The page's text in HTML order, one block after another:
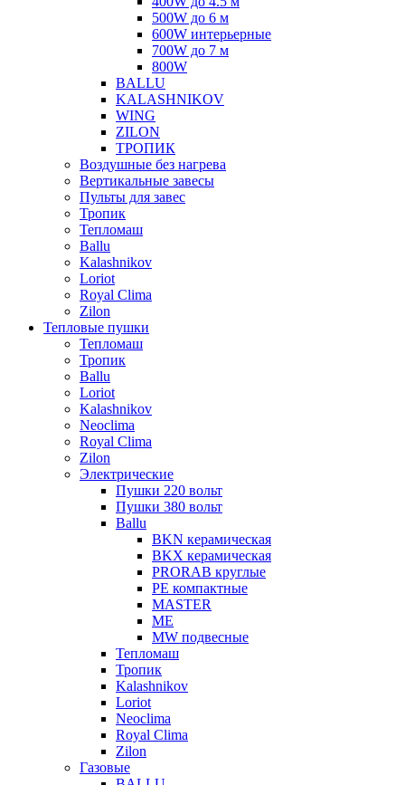
500W до 6 м
600W интерьерные
700W до 7 м
800W
BALLU
KALASHNIKOV
WING
ZILON
ТРОПИК
Воздушные без нагрева
Вертикальные завесы
Пульты для завес
Тропик
Тепломаш
Ballu
Kalashnikov
Loriot
Royal Clima
Zilon
Тепловые пушки
Тепломаш
Тропик
Ballu
Loriot
Kalashnikov
Neoclima
Royal Clima
Zilon
Электрические
Пушки 220 вольт
Пушки 380 вольт
Ballu
BKN керамическая
BKX керамическая
PRORAB круглые
PE компактные
MASTER
МЕ
MW подвесные
Тепломаш
Тропик
Kalashnikov
Loriot
Neoclima
Royal Clima
Zilon
Газовые